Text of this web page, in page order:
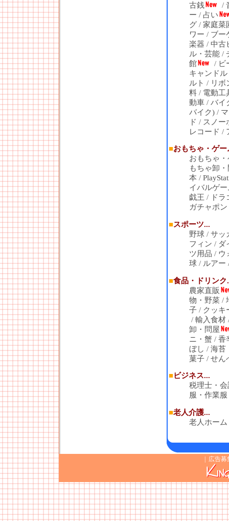
古銭
/
ー / 占い
グ / 家庭菜
ワー / ブー
楽器 / 中古
ル・芸能 /
館
/ ビ
キャンドル
ルト / リボ
料 / 電動工
動車 / バイ
バイク) /
ド / スノー
レコード /
■おもちゃ・ゲー
おもちゃ
もちゃ卸
本 /
イバルゲー
戯王 / ド
ガチャポン
■スポーツ...
野球 / サッ
フィン / ダ
ツ用品 / ウ
球 / ルアー
■食品・ドリンク
農家直販
物・野菜 /
子 / クッキ
/ 輸入食材
卸・問屋
ニ・蟹 / 香
ぼし / 海苔
菓子 / せん
■ビジネス...
税理士・会
服・作業服
■老人介護...
老人ホーム
広告募